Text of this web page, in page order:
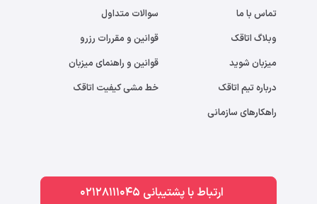
تماس با ما
وبلاگ اتاقک
میزبان شوید
درباره تیم اتاقک
راهکارهای سازمانی
سوالات متداول
قوانین و مقررات رزرو
قوانین و راهنمای میزبان
خط مشی کیفیت اتاقک
ارتباط با پشتیبانی 02128111045